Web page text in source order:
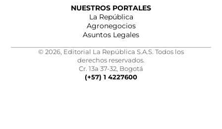
NUESTROS PORTALES
La República
Agronegocios
Asuntos Legales
© 2026, Editorial La República S.A.S. Todos los
derechos reservados.
Cr. 13a 37-32, Bogotá
(+57) 1 4227600